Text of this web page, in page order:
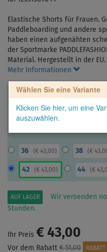
Elastische Shorts für Frauen.
Paddleboarding und andere
haben einen aufgenähten
der Sportmarke
Material. Hergestellt in der EU.
Mehr Informationen
Wählen Sie eine Variante
Klicken Sie hier, um eine
auszuwählen.
36 ( € 43,00) 38 (€
42 ( € 43,00) 44 (€
AUF LAGER
Wir versenden
Stunden.
Ihr Preis € 43,00
Vor dem Rabatt € 51,00